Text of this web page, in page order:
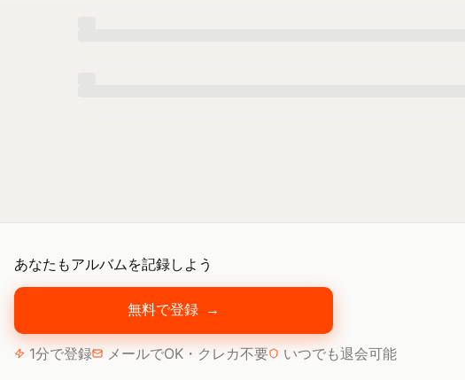
あなたもアルバムを記録しよう
無料で登録 →
1分で登録 メールでOK・クレカ不要 いつでも退会可能